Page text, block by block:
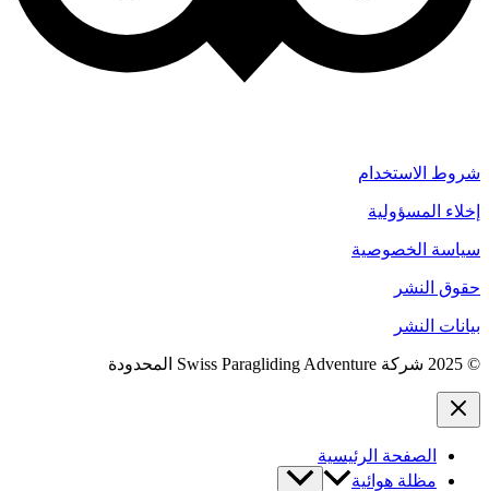
شروط الاستخدام
إخلاء المسؤولية
سياسة الخصوصية
حقوق النشر
بيانات النشر
© 2025 شركة Swiss Paragliding Adventure المحدودة
الصفحة الرئيسية
مظلة هوائية